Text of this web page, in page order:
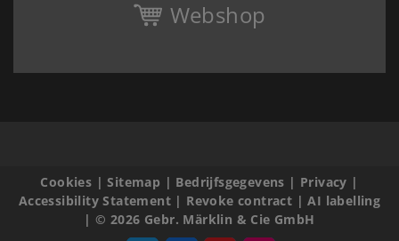
Webshop
Cookies |Sitemap | Bedrijfsgegevens | Privacy |
Accessibility Statement| Revoke contract |AI labelling
|© 2026 Gebr. Märklin & Cie GmbH